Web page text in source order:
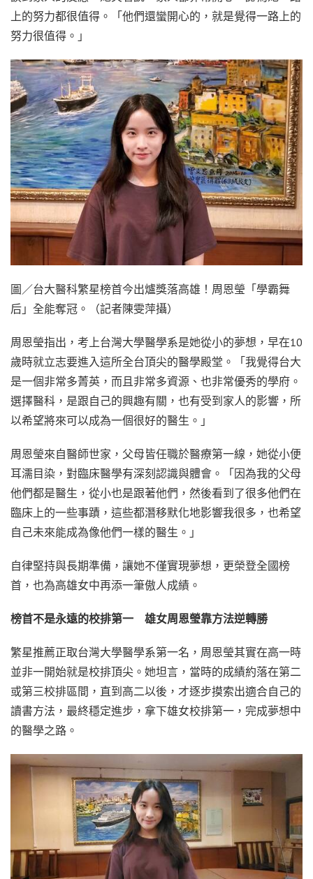
上的努力都很值得。「他們還蠻開心的，就是覺得一路上的
努力很值得。」
圖／台大醫科繁星榜首今出爐獎落高雄！周恩瑩「學霸舞
后」全能奪冠。（記者陳雯萍攝）
周恩瑩指出，考上台灣大學醫學系是她從小的夢想，早在10
歲時就立志要進入這所全台頂尖的醫學殿堂。「我覺得台大
是一個非常多菁英，而且非常多資源、也非常優秀的學府。
選擇醫科，是跟自己的興趣有關，也有受到家人的影響，所
以希望將來可以成為一個很好的醫生。」
周恩瑩來自醫師世家，父母皆任職於醫療第一線，她從小便
耳濡目染，對臨床醫學有深刻認識與體會。「因為我的父母
他們都是醫生，從小也是跟著他們，然後看到了很多他們在
臨床上的一些事蹟，這些都潛移默化地影響我很多，也希望
自己未來能成為像他們一樣的醫生。」
自律堅持與長期準備，讓她不僅實現夢想，更榮登全國榜
首，也為高雄女中再添一筆傲人成績。
榜首不是永遠的校排第一 雄女周恩瑩靠方法逆轉勝
繁星推薦正取台灣大學醫學系第一名，周恩瑩其實在高一時
並非一開始就是校排頂尖。她坦言，當時的成績約落在第二
或第三校排區間，直到高二以後，才逐步摸索出適合自己的
讀書方法，最終穩定進步，拿下雄女校排第一，完成夢想中
的醫學之路。